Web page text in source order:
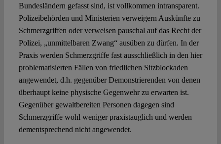
Bundesländern gefasst sind, ist vollkommen intransparent.
Polizeibehörden und Ministerien verweigern Auskünfte zu
Schmerzgriffen oder verweisen pauschal auf das Recht der
Polizei, „unmittelbaren Zwang“ ausüben zu dürfen. In der
Praxis werden Schmerzgriffe fast ausschließlich in den hier
problematisierten Fällen von friedlichen Sitzblockaden
angewendet, d.h. gegenüber Demonstrierenden von denen
überhaupt keine physische Gegenwehr zu erwarten ist.
Gegenüber gewaltbereiten Personen dagegen sind
Schmerzgriffe wohl weniger praxistauglich und werden
dementsprechend nicht angewendet.